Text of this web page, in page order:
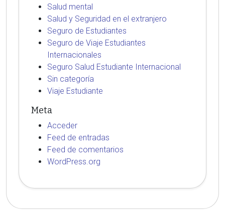
Salud mental
Salud y Seguridad en el extranjero
Seguro de Estudiantes
Seguro de Viaje Estudiantes
Internacionales
Seguro Salud Estudiante Internacional
Sin categoría
Viaje Estudiante
Meta
Acceder
Feed de entradas
Feed de comentarios
WordPress.org